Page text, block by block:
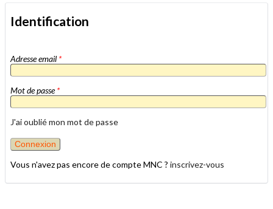
Identification
Adresse email *
Mot de passe*
J'ai oublié mon mot de passe
Vous n'avez pas encore de compte MNC ? inscrivez-vous